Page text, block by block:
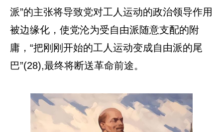
派”的主张将导致党对工人运动的政治领导作用
被边缘化，使党沦为受自由派随意支配的附
庸，“把刚刚开始的工人运动变成自由派的尾
巴”(28),最终将断送革命前途。